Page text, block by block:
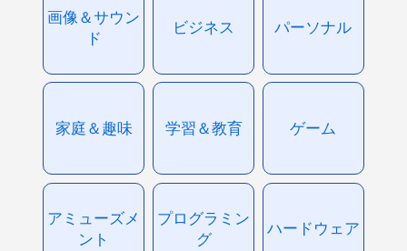
画像＆サウン
ド
ビジネス パーソナル
家庭＆趣味 学習＆教育 ゲーム
アミューズメ
ント
プログラミン
グ
ハードウェア